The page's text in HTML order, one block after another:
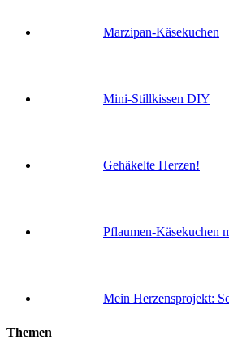
Marzipan-Käsekuchen
Mini-Stillkissen DIY
Gehäkelte Herzen!
Pflaumen-Käsekuchen
Mein Herzensprojekt:
Themen